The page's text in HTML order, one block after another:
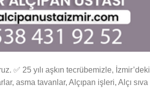
✅ 25 yılı aşkın tecrübemizle, İzmir’deki
asma tavanlar, Alçıpan işleri, Alçı sıva